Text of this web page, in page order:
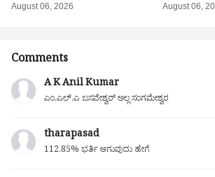
August 06, 2026 August 06,
Comments
A K Anil Kumar
ಎಂ.ಎಲ್.ಎ ಬಸವೇಶ್ವರ್ ಅಲ್ಲ ಸಂಗಮೇಶ್ವರ
tharapasad
112.85% ಭರ್ತಿ ಆಗುವುದು ಹೇಗೆ